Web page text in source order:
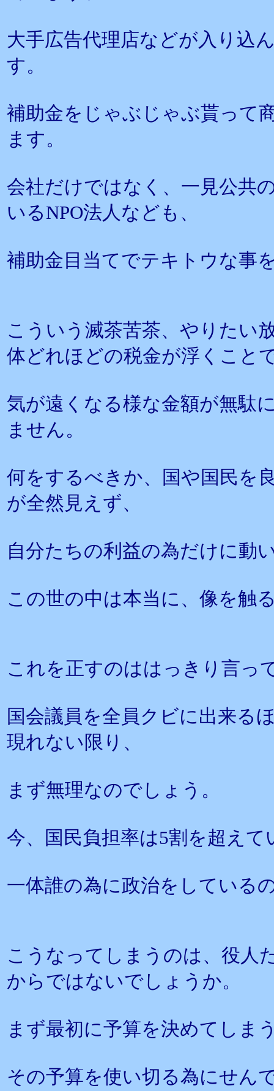
大手広告代理店などが入り込
す。
補助金をじゃぶじゃぶ貰って
ます。
会社だけではなく、一見公共
いるNPO法人なども、
補助金目当てでテキトウな事
こういう滅茶苦茶、やりたい
体どれほどの税金が浮くこと
気が遠くなる様な金額が無駄
ません。
何をするべきか、国や国民を
が全然見えず、
自分たちの利益の為だけに動
この世の中は本当に、像を触
これを正すのははっきり言っ
国会議員を全員クビに出来る
現れない限り、
まず無理なのでしょう。
今、国民負担率は5割を超え
一体誰の為に政治をしている
こうなってしまうのは、役人
からではないでしょうか。
まず最初に予算を決めてしま
その予算を使い切る為にせん